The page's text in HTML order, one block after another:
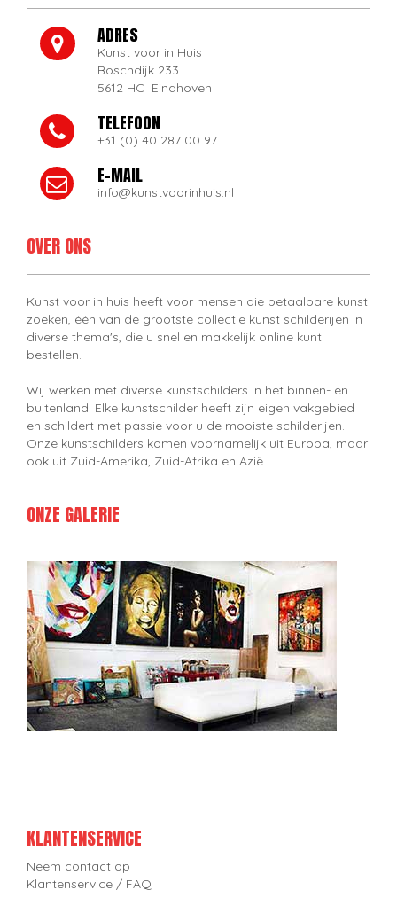
ADRES
Kunst voor in Huis
Boschdijk 233
5612 HC Eindhoven
TELEFOON
+31 (0) 40 287 00 97
E-MAIL
info@kunstvoorinhuis.nl
OVER ONS
Kunst voor in huis heeft voor mensen die betaalbare kunst
zoeken, één van de grootste collectie kunst schilderijen in
diverse thema's, die u snel en makkelijk online kunt
bestellen.
Wij werken met diverse kunstschilders in het binnen- en
buitenland. Elke kunstschilder heeft zijn eigen vakgebied
en schildert met passie voor u de mooiste schilderijen.
Onze kunstschilders komen voornamelijk uit Europa, maar
ook uit Zuid-Amerika, Zuid-Afrika en Azië.
ONZE GALERIE
KLANTENSERVICE
Neem contact op
Klantenservice / FAQ